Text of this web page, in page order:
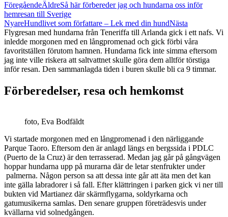
FöregåendeÄldreSå här förbereder jag och hundarna oss inför
hemresan till Sverige
NyareHundlivet som författare – Lek med din hundNästa
Flygresan med hundarna från Teneriffa till Arlanda gick i ett nafs. Vi
inledde morgonen med en långpromenad och gick förbi våra
favoritställen förutom hamnen. Hundarna fick inte simma eftersom
jag inte ville riskera att saltvattnet skulle göra dem alltför törstiga
inför resan. Den sammanlagda tiden i buren skulle bli ca 9 timmar.
Förberedelser, resa och hemkomst
foto, Eva Bodfäldt
Vi startade morgonen med en långpromenad i den närliggande
Parque Taoro. Eftersom den är anlagd längs en bergssida i PDLC
(Puerto de la Cruz) är den terrasserad. Medan jag går på gångvägen
hoppar hundarna upp på murarna där de letar stenfrukter under
palmerna. Någon person sa att dessa inte går att äta men det kan
inte gälla labradorer i så fall. Efter klättringen i parken gick vi ner till
bukten vid Martianez där skärmflygarna, soldyrkarna och
gatumusikerna samlas. Den senare gruppen företrädesvis under
kvällarna vid solnedgången.